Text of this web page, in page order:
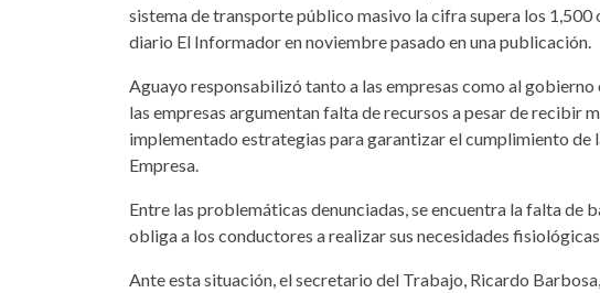
sistema de transporte público masivo la cifra supera los
diario El Informador en noviembre pasado en una publicación.
Aguayo responsabilizó tanto a las empresas como al
las empresas argumentan falta de recursos a pesar de recibir
implementado estrategias para garantizar el cumplimiento de
Empresa.
Entre las problemáticas denunciadas, se encuentra la falta de
obliga a los conductores a realizar sus necesidades
Ante esta situación, el secretario del Trabajo, Ricardo